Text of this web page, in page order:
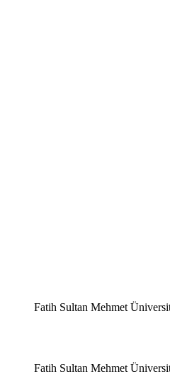
Fatih Sultan Mehmet
Fatih Sultan Mehmet